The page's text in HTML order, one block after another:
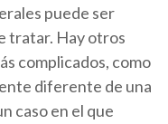
puede ser
tratar. Hay otros
complicados, como
diferente de una
caso en el que